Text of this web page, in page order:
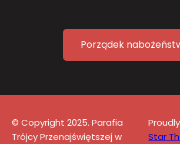
Porządek
© Copyright 2025. Parafia
Trójcy Przenajświętszej w
Star